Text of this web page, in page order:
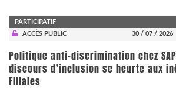
PARTICIPATIF
ACCÈS PUBLIC
30 / 07 / 2026
Politique anti-discrimination chez
discours d’inclusion se heurte aux
Filiales